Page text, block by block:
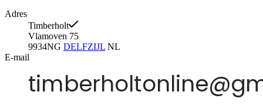
Adres
Timberholt
Vlamoven 75
9934NG DELFZIJL NL
E-mail